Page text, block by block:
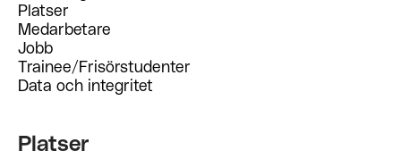
Platser
Medarbetare
Jobb
Trainee/Frisörstudenter
Data och integritet
Platser